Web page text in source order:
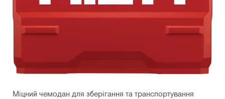
Міцний чемодан для зберігання та транспортування